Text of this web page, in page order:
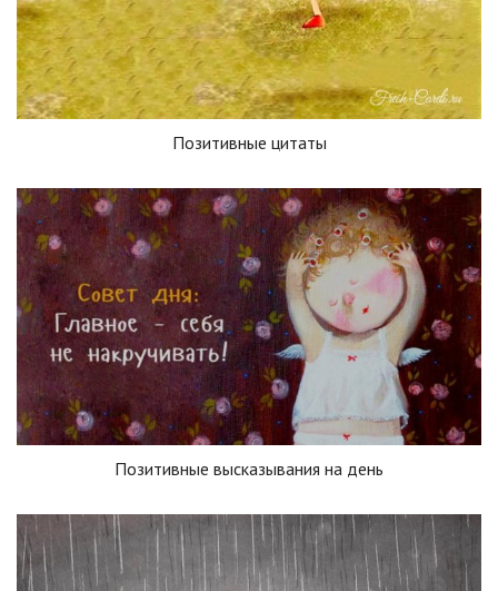
Позитивные цитаты
Позитивные высказывания на день